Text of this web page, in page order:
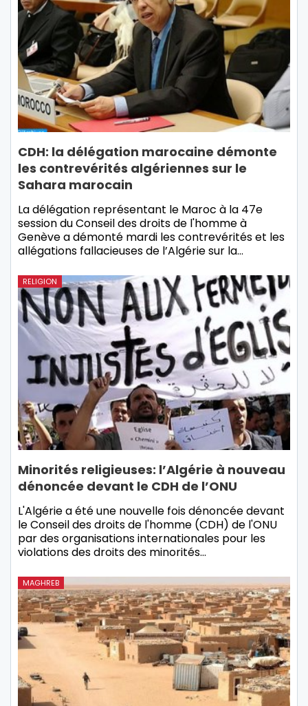
CDH: la délégation marocaine démonte
les contrevérités algériennes sur le
Sahara marocain
La délégation représentant le Maroc à la 47e
session du Conseil des droits de l'homme à
Genève a démonté mardi les contrevérités et les
allégations fallacieuses de l’Algérie sur la…
RELIGION
Minorités religieuses: l’Algérie à nouveau
dénoncée devant le CDH de l’ONU
L'Algérie a été une nouvelle fois dénoncée devant
le Conseil des droits de l'homme (CDH) de l'ONU
par des organisations internationales pour les
violations des droits des minorités…
MAGHREB